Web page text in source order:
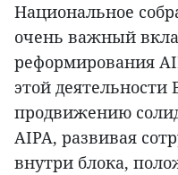
Национальное
очень важный
реформирования
этой деятельности
продвижению
AIPA, развивая
внутри блока,